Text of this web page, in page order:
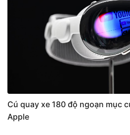
Cú quay xe 180 độ ngoạn mục
Apple